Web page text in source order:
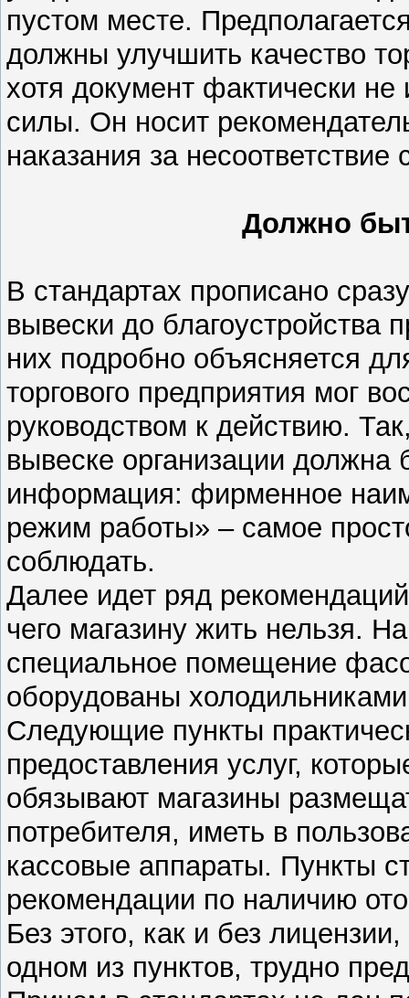
пустом месте.
должны улучшить качество
хотя документ фактически не
силы. Он носит
наказания за несоответствие
Должно
В стандартах прописано
вывески до
них подробно объясняется
торгового предприятия мог
руководством к действию.
вывеске организации
информация: фирменное
режим работы» – самое
соблюдать.
Далее идет ряд
чего магазину жить нельзя.
специальное помещение
оборудованы
Следующие пункты
предоставления услуг,
обязывают магазины
потребителя, иметь в
кассовые аппараты. Пункты
рекомендации по наличию
Без этого, как и без
одном из пунктов, трудно